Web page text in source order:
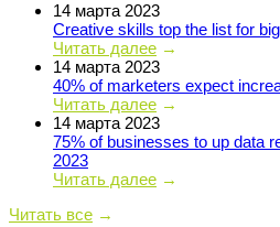
14 марта 2023
Creative skills top the list for
Читать далее →
14 марта 2023
40% of marketers expect
Читать далее →
14 марта 2023
75% of businesses to up data
2023
Читать далее →
Читать все →